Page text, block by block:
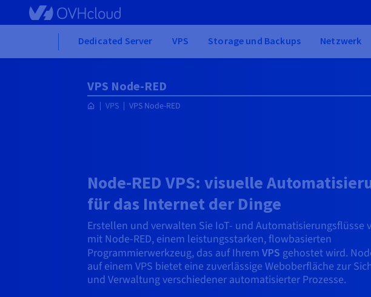
Skip to main content
Dedicated Server VPS Storage und Backups Netzwerk
VPS Node-RED
VPS VPS Node-RED
Node-RED VPS: visuelle
für das Internet der Dinge
Erstellen und verwalten Sie IoT- und Automatisierungsflüsse
mit Node-RED, einem leistungsstarken, flowbasierten
Programmierwerkzeug, das auf Ihrem VPS gehostet wird.
auf einem VPS bietet eine zuverlässige Weboberfläche zur
und Verwaltung verschiedener automatisierter Prozesse.